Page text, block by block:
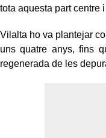
tota aquesta part centre
Vilalta ho va plantejar
uns quatre anys, fins
regenerada de les